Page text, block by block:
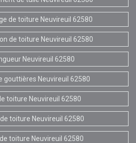
de toiture Neuvireuil 62580
de toiture Neuvireuil 62580
Neuvireuil 62580
gouttières Neuvireuil 62580
toiture Neuvireuil 62580
toiture Neuvireuil 62580
toiture Neuvireuil 62580